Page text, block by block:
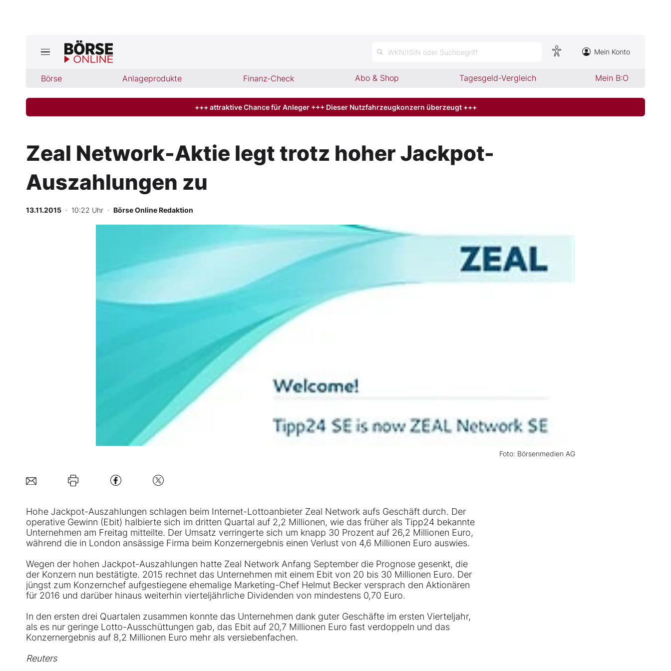
WKN/ISIN oder Suchbegriff Mein Konto
Börse Anlageprodukte Finanz-Check Abo & Shop Tagesgeld-Vergleich Mein B:O
Jetzt aktuelle Ausgabe BÖRSE ONLINE lesen
Finanz-Check
Abo & Shop
BO-Musterdepots
Mein Konto
+++ attraktive Chance für Anleger +++ Dieser Nutzfahrzeugkonzern überzeugt +++
Zeal Network-Aktie legt trotz hoher Jackpot-
Auszahlungen zu
13.11.2015 · 10:22 Uhr · Börse Online Redaktion
Foto: Börsenmedien AG
Hohe Jackpot-Auszahlungen schlagen beim Internet-Lottoanbieter Zeal Network aufs Geschäft durch. Der
operative Gewinn (Ebit) halbierte sich im dritten Quartal auf 2,2 Millionen, wie das früher als Tipp24 bekannte
Unternehmen am Freitag mitteilte. Der Umsatz verringerte sich um knapp 30 Prozent auf 26,2 Millionen Euro,
während die in London ansässige Firma beim Konzernergebnis einen Verlust von 4,6 Millionen Euro auswies.
Wegen der hohen Jackpot-Auszahlungen hatte Zeal Network Anfang September die Prognose gesenkt, die
der Konzern nun bestätigte. 2015 rechnet das Unternehmen mit einem Ebit von 20 bis 30 Millionen Euro. Der
jüngst zum Konzernchef aufgestiegene ehemalige Marketing-Chef Helmut Becker versprach den Aktionären
für 2016 und darüber hinaus weiterhin vierteljährliche Dividenden von mindestens 0,70 Euro.
In den ersten drei Quartalen zusammen konnte das Unternehmen dank guter Geschäfte im ersten Vierteljahr,
als es nur geringe Lotto-Ausschüttungen gab, das Ebit auf 20,7 Millionen Euro fast verdoppeln und das
Konzernergebnis auf 8,2 Millionen Euro mehr als versiebenfachen.
Reuters